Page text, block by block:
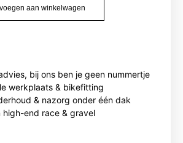
aan winkelwagen
bij ons ben je geen nummertje
werkplaats & bikefitting
& nazorg onder één dak
high-end race & gravel